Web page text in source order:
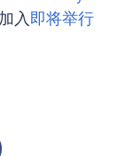
入 即将举行